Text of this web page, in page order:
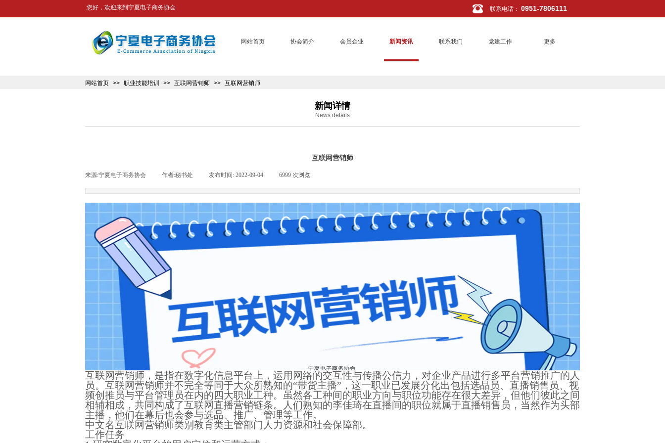
您好，欢迎来到宁夏电子商务协会 联系电话 ： 0951-7806111
网站首页 协会简介 会员企业 新闻资讯 联系我们 党建工作 更多
网站首页 >> 职业技能培训 >> 互联网营销师 >> 互联网营销师
新闻详情
News details
互联网营销师
来源:宁夏电子商务协会 作者:秘书处 发布时间: 2022-09-04 6999 次浏览
互联网营销师，是指在数字化信息平台上，运用网络的交互性与传播公信力，对企业产品进行多平台营销推广的人
员。互联网营销师并不完全等同于大众所熟知的“带货主播”，这一职业已发展分化出包括选品员、直播销售员、视
频创推员与平台管理员在内的四大职业工种。虽然各工种间的职业方向与职位功能存在很大差异，但他们彼此之间
相辅相成，共同构成了互联网直播营销链条。人们熟知的李佳琦在直播间的职位就属于直播销售员，当然作为头部
主播，他们在幕后也会参与选品、推广、管理等工作。
中文名互联网营销师类别教育类主管部门人力资源和社会保障部。
工作任务